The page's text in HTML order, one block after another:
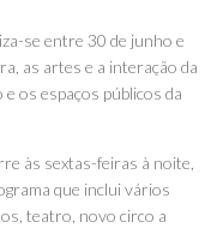
se entre 30 de junho e
as artes e a interação da
os espaços públicos da
às sextas-feiras à noite,
que inclui vários
teatro, novo circo a